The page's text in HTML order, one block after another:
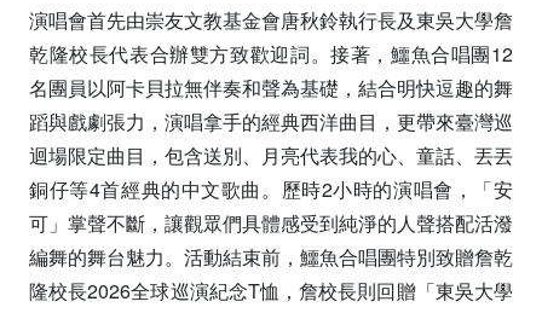
演唱會首先由崇友文教基金會唐秋鈴執行長及東吳大學詹
乾隆校長代表合辦雙方致歡迎詞。接著，鱷魚合唱團12
名團員以阿卡貝拉無伴奏和聲為基礎，結合明快逗趣的舞
蹈與戲劇張力，演唱拿手的經典西洋曲目，更帶來臺灣巡
迴場限定曲目，包含送別、月亮代表我的心、童話、丟丟
銅仔等4首經典的中文歌曲。歷時2小時的演唱會，「安
可」掌聲不斷，讓觀眾們具體感受到純淨的人聲搭配活潑
編舞的舞台魅力。活動結束前，鱷魚合唱團特別致贈詹乾
隆校長2026全球巡演紀念T恤，詹校長則回贈「東吳大學